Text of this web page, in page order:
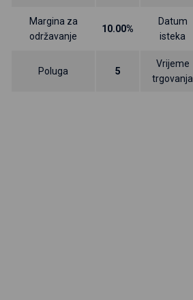
Margina za
održavanje
10.00%
Datum
isteka
Poluga 5
Vrijeme
trgovanja